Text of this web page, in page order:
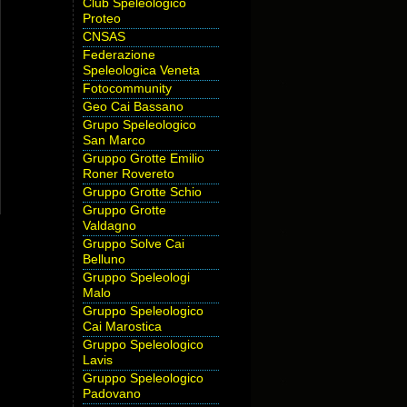
Club Speleologico
Proteo
CNSAS
Federazione
Speleologica Veneta
Fotocommunity
Geo Cai Bassano
Grupo Speleologico
San Marco
Gruppo Grotte Emilio
Roner Rovereto
Gruppo Grotte Schio
Gruppo Grotte
Valdagno
Gruppo Solve Cai
Belluno
Gruppo Speleologi
Malo
Gruppo Speleologico
Cai Marostica
Gruppo Speleologico
Lavis
Gruppo Speleologico
Padovano